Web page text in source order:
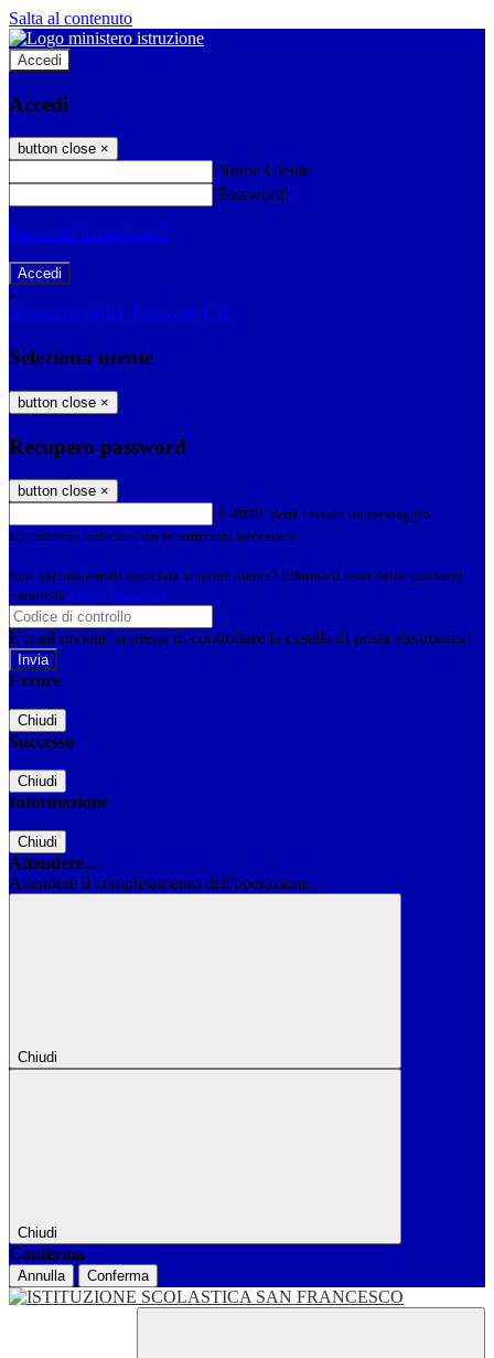
Salta al contenuto
Accedi
Accedi
button close ×
Nome Utente
Password
Password dimenticata?
-
Entra con SPID Entra con CIE
Seleziona utente
button close ×
Recupero password
button close ×
E-mail Verrà inviato un messaggio
all'indirizzo indicato con le istruzioni necessarie.
Non hai una e-mail associata al nome utente? Effettua il reset della password
tramite la Login Spaggiari
E-mail inviata, si prega di controllare la casella di posta elettronica!
Errore
Chiudi
Successo
Chiudi
Informazione
Chiudi
Attendere...
Attendere il completamento dell'operazione...
Chiudi
Chiudi
Conferma
Annulla Conferma